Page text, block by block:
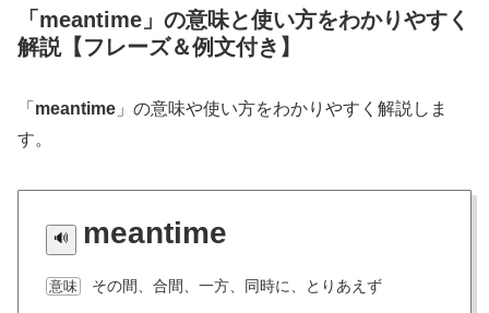
「meantime」の意味と使い方をわかりやすく
解説【フレーズ＆例文付き】
「 meantime 」の意味や使い方をわかりやすく解説しま
す。
meantime
意味 その間、合間、一方、同時に、とりあえず